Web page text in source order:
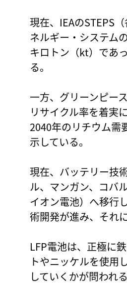
現在、IEAのSTEPS
ネルギー・システム
キロトン（kt）であ
る。
一方、グリーンピー
リサイクル率を着実
2040年のリチウム需
示している。
現在、バッテリー技
ル、マンガン、コバ
イオン電池）へ移行
術開発が進み、それ
LFP電池は、正極に
トやニッケルを使用
していくかが問われる